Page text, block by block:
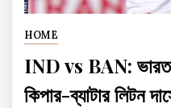
HOME
IND vs BAN: ভারত
কিপার-ব্যাটার